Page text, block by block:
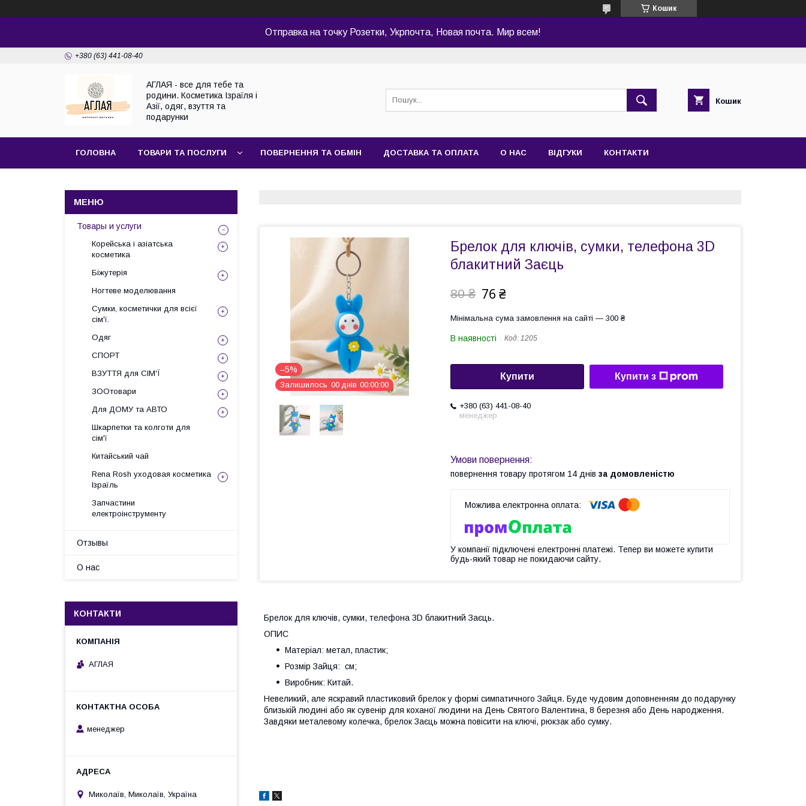
Кошик
Отправка на точку Розетки, Укрпочта, Новая почта. Мир всем!
+380 (63) 441-08-40
АГЛАЯ - все для тебе та
родини. Косметика Ізраїля і
Азії, одяг, взуття та
подарунки
Кошик
ГОЛОВНА ТОВАРИ ТА ПОСЛУГИ ПОВЕРНЕННЯ ТА ОБМІН ДОСТАВКА ТА ОПЛАТА О НАС ВІДГУКИ КОНТАКТИ
–5%
Залишилось 00 днів 00 00 00
Брелок для ключів, сумки, телефона 3D
блакитний Заєць
80 ₴ 76 ₴
Мінімальна сума замовлення на сайті — 300 ₴
В наявності Код: 1205
Купити Купити з
+380 (63) 441-08-40
менеджер
повернення товару протягом 14 днів за домовленістю
У компанії підключені електронні платежі. Тепер ви можете купити
будь-який товар не покидаючи сайту.
Брелок для ключів, сумки, телефона 3D блакитний Заєць.
ОПИС
Матеріал: метал, пластик;
Розмір Зайця: см;
Виробник: Китай.
Невеликий, але яскравий пластиковий брелок у формі симпатичного Зайця. Буде чудовим доповненням до подарунку
близькій людині або як сувенір для коханої людини на День Святого Валентина, 8 березня або День народження.
Завдяки металевому колечка, брелок Заєць можна повісити на ключі, рюкзак або сумку.
Товары и услуги
Корейська і азіатська
косметика
Біжутерія
Ногтеве моделювання
Сумки, косметички для всієї
сім'ї.
Одяг
СПОРТ
ВЗУТТЯ для СІМ'Ї
ЗООтовари
Для ДОМУ та АВТО
Шкарпетки та колготи для
сім'ї
Китайський чай
Rena Rosh уходовая косметика
Ізраїль
Запчастини
електроінструменту
Отзывы
О нас
КОНТАКТИ
АГЛАЯ
менеджер
Миколаїв, Миколаїв, Україна